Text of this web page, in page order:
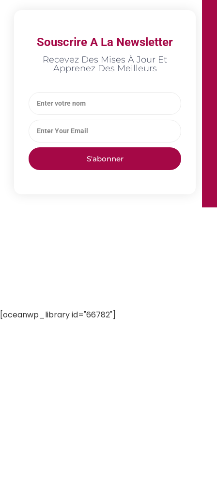
Souscrire A La Newsletter
Recevez Des Mises À Jour Et
Apprenez Des Meilleurs
S'abonner
[oceanwp_library id="66782"]